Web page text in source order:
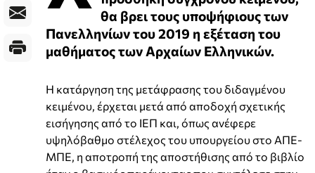
θα βρει τους υποψήφιους των
Πανελληνίων του 2019 η εξέταση του
μαθήματος των Αρχαίων Ελληνικών.
Η κατάργηση της μετάφρασης του διδαγμένου
κειμένου, έρχεται μετά από αποδοχή σχετικής
εισήγησης από το ΙΕΠ και, όπως ανέφερε
υψηλόβαθμο στέλεχος του υπουργείου στο ΑΠΕ-
ΜΠΕ, η αποτροπή της αποστήθισης από το βιβλίο